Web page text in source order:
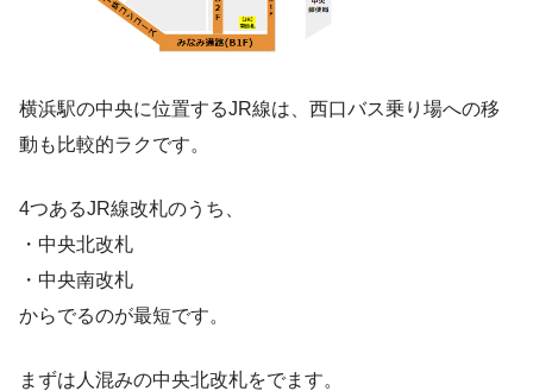
横浜駅の中央に位置するJR線は、西口バス乗り場への移
動も比較的ラクです。
4つあるJR線改札のうち、
・中央北改札
・中央南改札
からでるのが最短です。
まずは人混みの中央北改札をでます。